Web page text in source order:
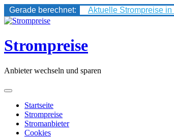
Gerade berechnet: Aktuelle Strompreise
Skip
content
Strompreise
Anbieter wechseln und sparen
Startseite
Strompreise
Stromanbieter
Cookies